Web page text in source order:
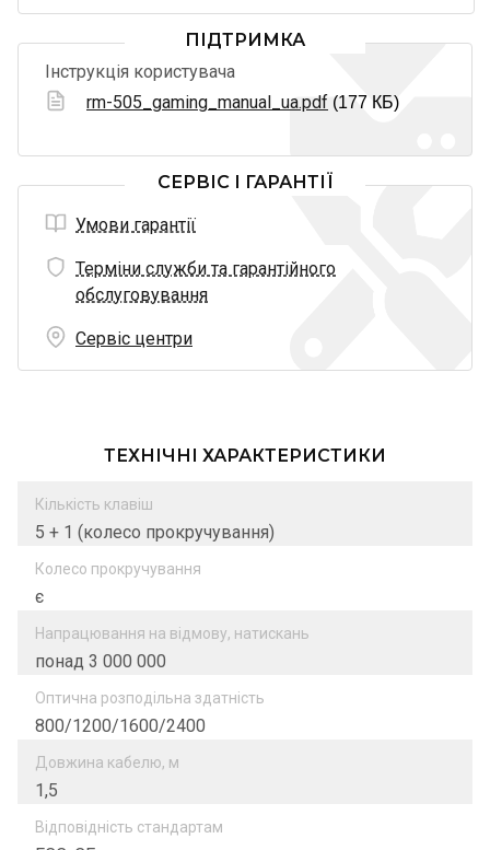
ПІДТРИМКА
Інструкція користувача
rm-505_gaming_manual_ua.pdf (177 КБ)
СЕРВІС І ГАРАНТІЇ
Умови гарантії
Терміни служби та гарантійного
обслуговування
Сервіс центри
ТЕХНІЧНІ ХАРАКТЕРИСТИКИ
Кількість клавіш
5 + 1 (колесо прокручування)
Колесо прокручування
є
Напрацювання на відмову, натискань
понад 3 000 000
Оптична розподільна здатність
800/1200/1600/2400
Довжина кабелю, м
1,5
Відповідність стандартам